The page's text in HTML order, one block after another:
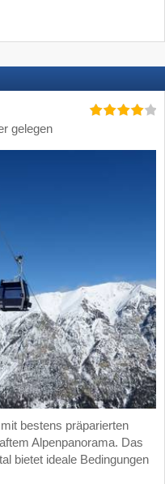
gelegen
bestens präparierten
Alpenpanorama. Das
bietet ideale Bedingungen